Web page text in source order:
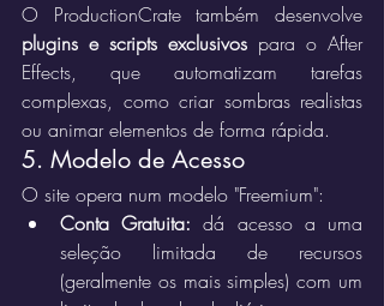
plugins e scripts exclusivos para o After
Effects, que automatizam tarefas
complexas, como criar sombras realistas
ou animar elementos de forma rápida.
5. Modelo de Acesso
O site opera num modelo "Freemium":
Conta Gratuita: dá acesso a uma
seleção limitada de recursos
(geralmente os mais simples) com um